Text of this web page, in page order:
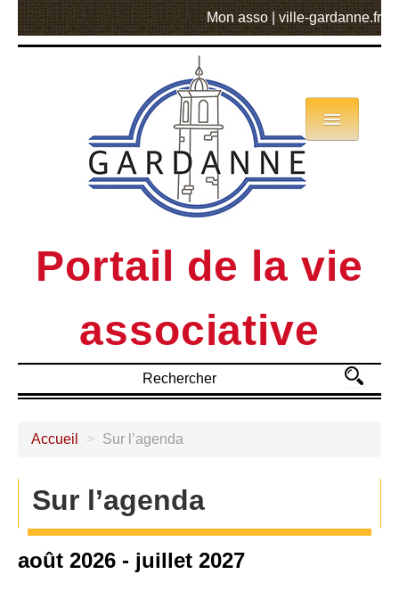
Mon asso ville-gardanne.fr
Portail de la vie
associative
Annuaire
Actualités
MVA
Accueil > Sur l’agenda
Sur l’agenda
août 2026 - juillet 2027